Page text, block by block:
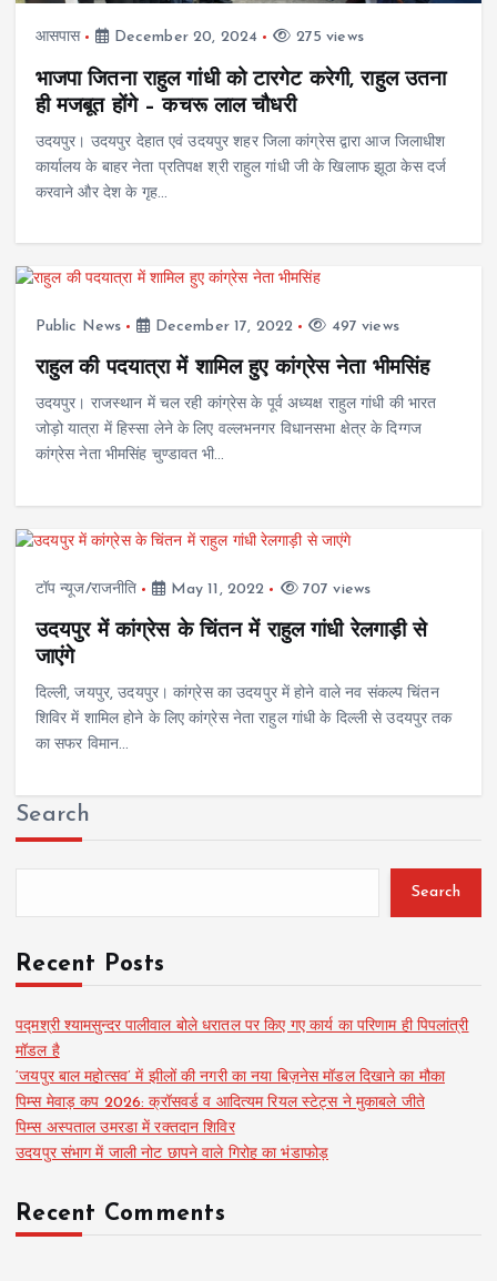
आसपास December 20, 2024 275 views
भाजपा जितना राहुल गांधी को टारगेट करेगी, राहुल उतना
ही मजबूत होंगे – कचरू लाल चौधरी
उदयपुर। उदयपुर देहात एवं उदयपुर शहर जिला कांग्रेस द्वारा आज जिलाधीश
कार्यालय के बाहर नेता प्रतिपक्ष श्री राहुल गांधी जी के खिलाफ झूठा केस दर्ज
करवाने और देश के गृह…
Public News December 17, 2022 497 views
राहुल की पदयात्रा में शामिल हुए कांग्रेस नेता भीमसिंह
उदयपुर। राजस्थान में चल रही कांग्रेस के पूर्व अध्यक्ष राहुल गांधी की भारत
जोड़ो यात्रा में हिस्सा लेने के लिए वल्लभनगर विधानसभा क्षेत्र के दिग्गज
कांग्रेस नेता भीमसिंह चुण्डावत भी…
टॉप न्यूज/राजनीति May 11, 2022 707 views
उदयपुर में कांग्रेस के चिंतन में राहुल गांधी रेलगाड़ी से
जाएंगे
दिल्ली, जयपुर, उदयपुर। कांग्रेस का उदयपुर में होने वाले नव संकल्प चिंतन
शिविर में शामिल होने के लिए कांग्रेस नेता राहुल गांधी के दिल्ली से उदयपुर तक
का सफर विमान…
Search
Search
Recent Posts
पद्मश्री श्यामसुन्दर पालीवाल बोले धरातल पर किए गए कार्य का परिणाम ही पिपलांत्री
मॉडल है
‘जयपुर बाल महोत्सव’ में झीलों की नगरी का नया बिज़नेस मॉडल दिखाने का मौका
पिम्स मेवाड़ कप 2026: क्रॉसवर्ड व आदित्यम रियल स्टेट्स ने मुकाबले जीते
पिम्स अस्पताल उमरडा में रक्तदान शिविर
उदयपुर संभाग में जाली नोट छापने वाले गिरोह का भंडाफोड़
Recent Comments